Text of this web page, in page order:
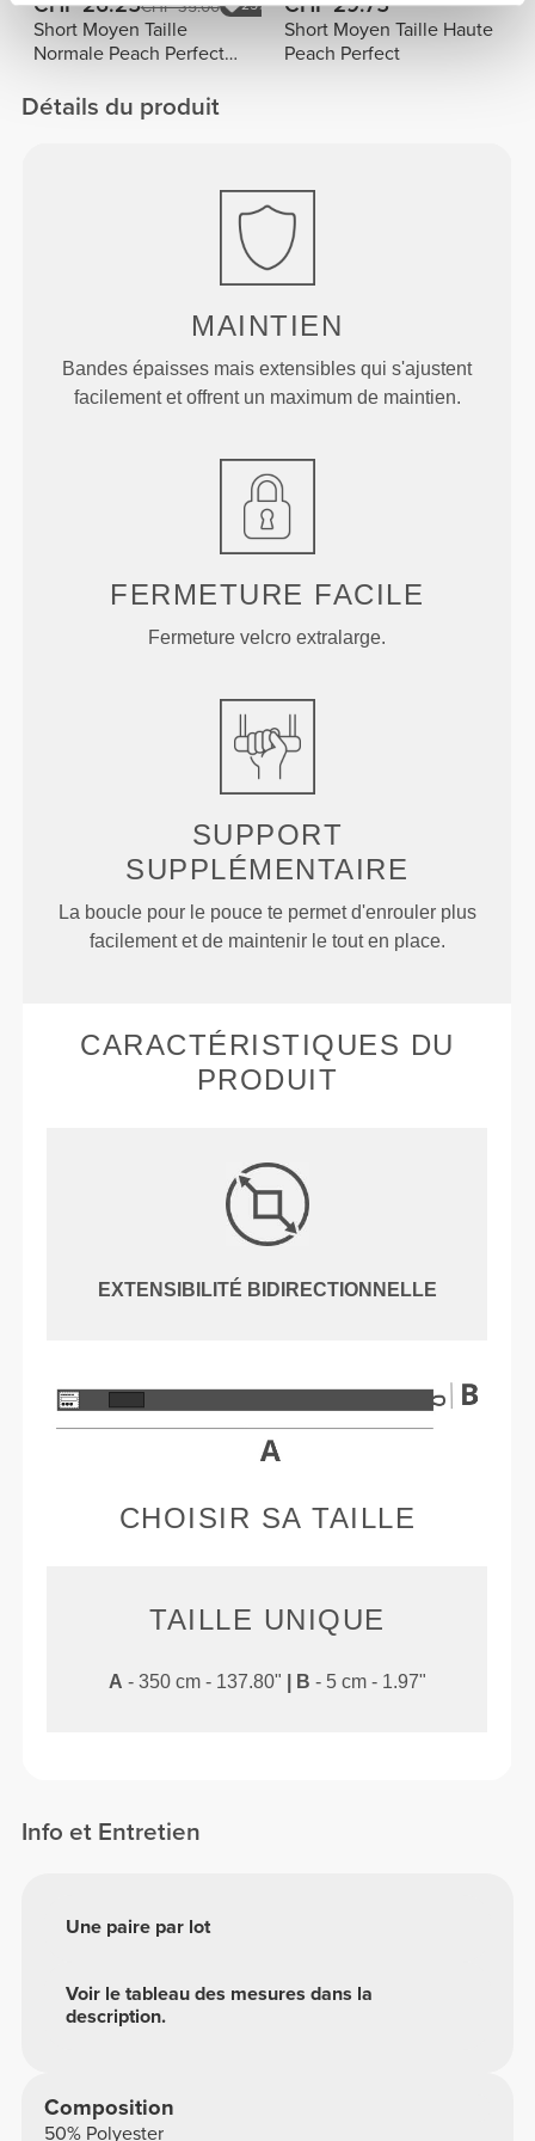
CHF 26.25CHF 35.00 25%
Short Moyen Taille
Normale Peach Perfect
CHF 29.75
Short Moyen Taille Haute
Peach Perfect
Détails du produit
MAINTIEN
Bandes épaisses mais extensibles qui s'ajustent
facilement et offrent un maximum de maintien.
FERMETURE FACILE
Fermeture velcro extralarge.
SUPPORT
SUPPLÉMENTAIRE
La boucle pour le pouce te permet d'enrouler plus
facilement et de maintenir le tout en place.
CARACTÉRISTIQUES DU
PRODUIT
EXTENSIBILITÉ BIDIRECTIONNELLE
CHOISIR SA TAILLE
TAILLE UNIQUE
A - 350 cm - 137.80" B - 5 cm - 1.97"
Info et Entretien
Voir le tableau des mesures dans la
description.
Une paire par lot
Composition
50% Polyester